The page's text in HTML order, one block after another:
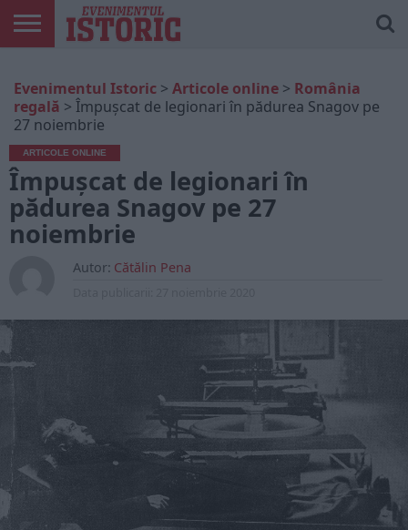
ONLINE
EDIȚII
TIPĂRITE
ISTORIC
PLAY
CONTUL
MEU
Evenimentul Istoric > Articole online > România
regală > Împușcat de legionari în pădurea Snagov pe
27 noiembrie
ARTICOLE ONLINE
Împușcat de legionari în
pădurea Snagov pe 27
noiembrie
Autor: Cătălin Pena